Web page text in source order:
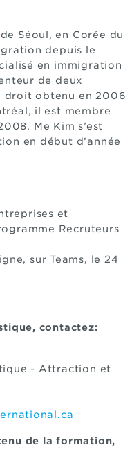
Séoul, en Corée du
depuis le
en immigration
de deux
droit obtenu en 2006
il est membre
Me Kim s’est
en début d’année
et
Recruteurs
sur Teams, le 24
contactez:
- Attraction et
de la formation,